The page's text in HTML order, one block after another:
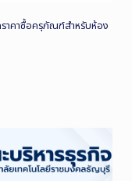
าคาซื้อครุภัณฑ์สำหรับห้อง